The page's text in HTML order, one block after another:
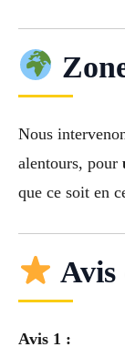
Nous
alentours, pour
que ce soit en
Avis
Avis 1 :